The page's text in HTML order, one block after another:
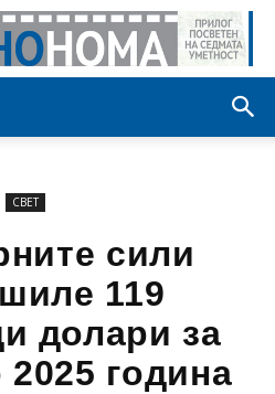
СВЕТ
сили
119
долари за
2025 година